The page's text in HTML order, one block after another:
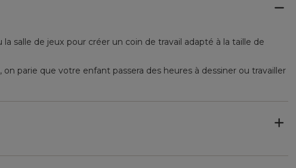
salle de jeux pour créer un coin de travail adapté à la taille de
parie que votre enfant passera des heures à dessiner ou travailler